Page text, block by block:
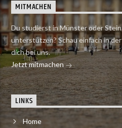
MITMACHEN
Du studierst in Münster oder
unterstützen? Schau einfach in
dich bei uns.
Jetzt mitmachen
LINKS
Home